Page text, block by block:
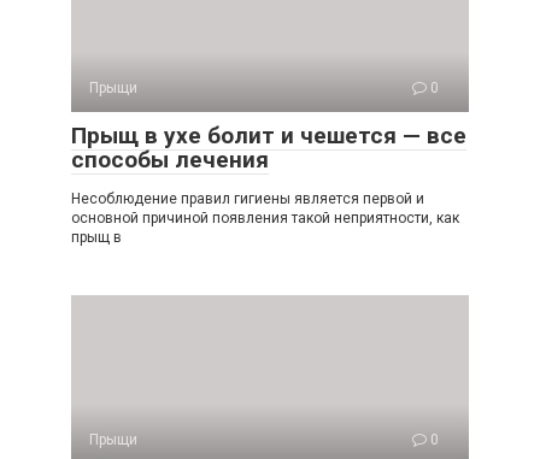
Прыщи 0
Прыщ в ухе болит и чешется — все
способы лечения
Несоблюдение правил гигиены является первой и
основной причиной появления такой неприятности, как
прыщ в
Прыщи 0